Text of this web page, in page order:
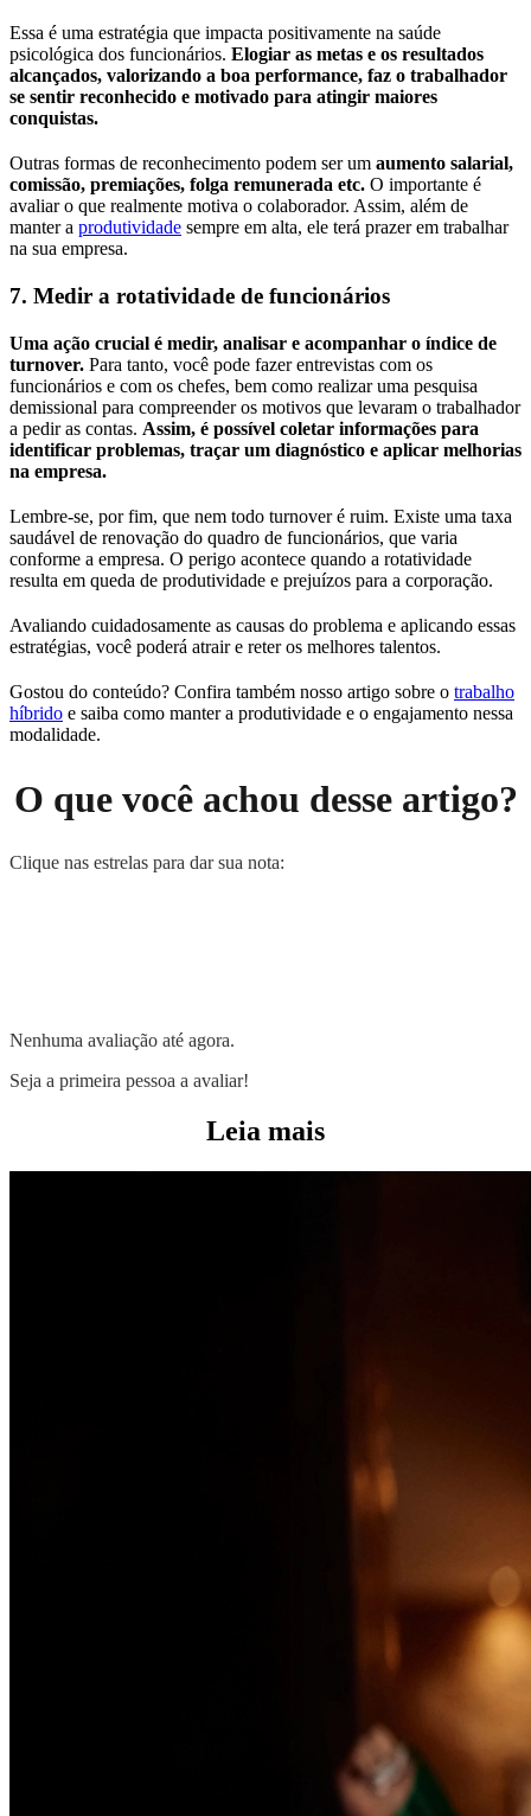
Essa é uma estratégia que impacta positivamente na saúde
psicológica dos funcionários. Elogiar as metas e os resultados
alcançados, valorizando a boa performance, faz o trabalhador
se sentir reconhecido e motivado para atingir maiores
conquistas.
Outras formas de reconhecimento podem ser um aumento salarial,
comissão, premiações, folga remunerada etc. O importante é
avaliar o que realmente motiva o colaborador. Assim, além de
manter a produtividade sempre em alta, ele terá prazer em trabalhar
na sua empresa.
7. Medir a rotatividade de funcionários
Uma ação crucial é medir, analisar e acompanhar o índice de
turnover. Para tanto, você pode fazer entrevistas com os
funcionários e com os chefes, bem como realizar uma pesquisa
demissional para compreender os motivos que levaram o trabalhador
a pedir as contas. Assim, é possível coletar informações para
identificar problemas, traçar um diagnóstico e aplicar melhorias
na empresa.
Lembre-se, por fim, que nem todo turnover é ruim. Existe uma taxa
saudável de renovação do quadro de funcionários, que varia
conforme a empresa. O perigo acontece quando a rotatividade
resulta em queda de produtividade e prejuízos para a corporação.
Avaliando cuidadosamente as causas do problema e aplicando essas
estratégias, você poderá atrair e reter os melhores talentos.
Gostou do conteúdo? Confira também nosso artigo sobre o trabalho
híbrido e saiba como manter a produtividade e o engajamento nessa
modalidade.
O que você achou desse artigo?
Clique nas estrelas para dar sua nota:
Nenhuma avaliação até agora.
Seja a primeira pessoa a avaliar!
Leia mais
Código Corporativo de Conduta Ética